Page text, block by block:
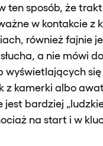
ten sposób, że
w kontakcie z
również fajnie
a nie mówi
wyświetlających
z kamerki albo
bardziej
na start i w